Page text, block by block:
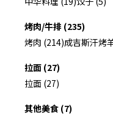
烤肉/牛排 (235)
烤肉 (214)成吉斯汗烤
拉面 (27)
拉面 (27)
其他美食 (7)